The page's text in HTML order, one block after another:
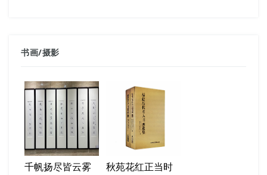
书画/摄影
千帆扬尽皆云雾
秋苑花红正当时